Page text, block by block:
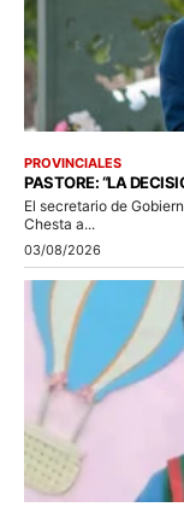
PROVINCIALES
PASTORE: “LA
El secretario de
Chesta a...
03/08/2026